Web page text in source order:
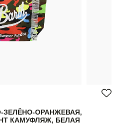
ЗЕЛЁНО-ОРАНЖЕВАЯ,
КАМУФЛЯЖ, БЕЛАЯ